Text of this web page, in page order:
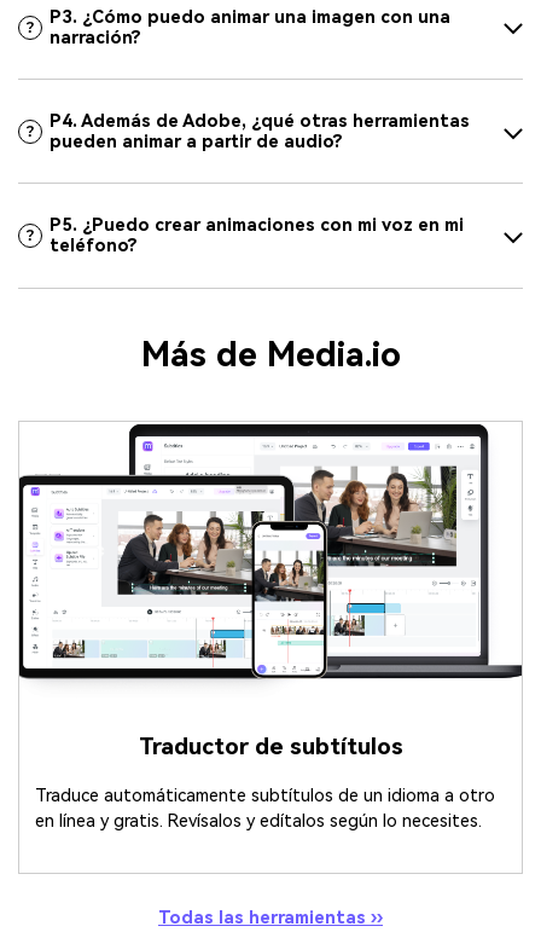
P3. ¿Cómo puedo animar una imagen con una
narración?
P4. Además de Adobe, ¿qué otras herramientas
pueden animar a partir de audio?
P5. ¿Puedo crear animaciones con mi voz en mi
teléfono?
Más de Media.io
Traductor de subtítulos
Traduce automáticamente subtítulos de un idioma a otro
en línea y gratis. Revísalos y edítalos según lo necesites.
Todas las herramientas ››